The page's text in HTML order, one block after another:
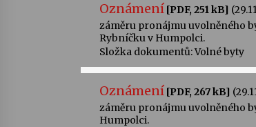
Miller
22. 7. 2026
Za kulturou kousek za
Želivě ožije odkaz
13. 7. 2026
Oznámení [PDF, 251 kB]
záměru pronájmu uvolněného
Rybníčku v Humpolci.
Složka dokumentů:Volné byty
Oznámení [PDF, 267 kB]
záměru pronájmu uvolněného
Humpolci.